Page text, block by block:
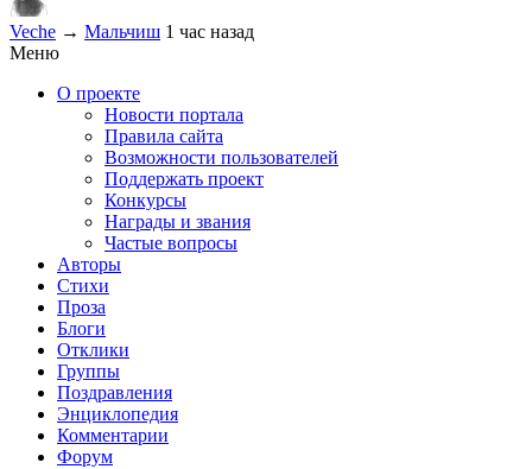
Veche → Мальчиш 1 час назад
Меню
О проекте
Новости портала
Правила сайта
Возможности пользователей
Поддержать проект
Конкурсы
Награды и звания
Частые вопросы
Авторы
Стихи
Проза
Блоги
Отклики
Группы
Поздравления
Энциклопедия
Комментарии
Форум